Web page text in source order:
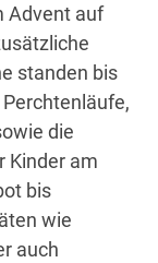
Advent auf
standen bis
die
Kinder am
bis
wie
auch